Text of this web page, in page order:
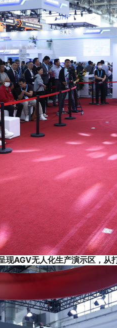
AGV无人化生产演示区，从